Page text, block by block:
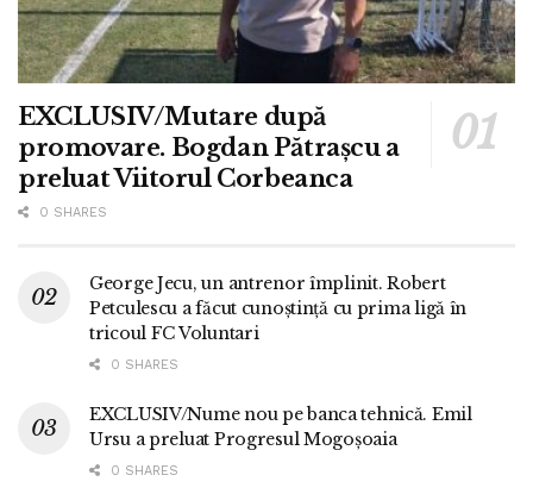
EXCLUSIV/Mutare după
promovare. Bogdan Pătrașcu a
preluat Viitorul Corbeanca
0 SHARES
George Jecu, un antrenor împlinit. Robert
Petculescu a făcut cunoștință cu prima ligă în
tricoul FC Voluntari
0 SHARES
EXCLUSIV/Nume nou pe banca tehnică. Emil
Ursu a preluat Progresul Mogoșoaia
0 SHARES